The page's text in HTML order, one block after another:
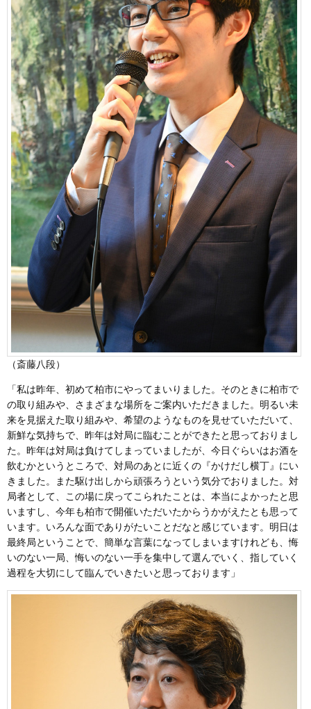
（斎藤八段）
「私は昨年、初めて柏市にやってまいりました。そのときに柏市で
の取り組みや、さまざまな場所をご案内いただきました。明るい未
来を見据えた取り組みや、希望のようなものを見せていただいて、
新鮮な気持ちで、昨年は対局に臨むことができたと思っておりまし
た。昨年は対局は負けてしまっていましたが、今日ぐらいはお酒を
飲むかというところで、対局のあとに近くの『かけだし横丁』にい
きました。また駆け出しから頑張ろうという気分でおりました。対
局者として、この場に戻ってこられたことは、本当によかったと思
いますし、今年も柏市で開催いただいたからうかがえたとも思って
います。いろんな面でありがたいことだなと感じています。明日は
最終局ということで、簡単な言葉になってしまいますけれども、悔
いのない一局、悔いのない一手を集中して選んでいく、指していく
過程を大切にして臨んでいきたいと思っております」